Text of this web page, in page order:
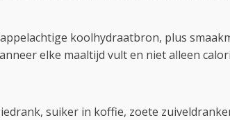
koolhydraatbron, plus
elke maaltijd vult en niet alleen
suiker in koffie, zoete